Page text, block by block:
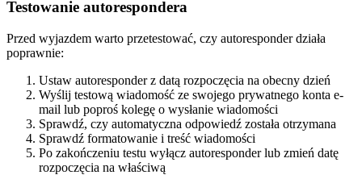
Testowanie autorespondera
Przed wyjazdem warto przetestować, czy autoresponder działa
poprawnie:
Ustaw autoresponder z datą rozpoczęcia na obecny dzień
Wyślij testową wiadomość ze swojego prywatnego konta e-
mail lub poproś kolegę o wysłanie wiadomości
Sprawdź, czy automatyczna odpowiedź została otrzymana
Sprawdź formatowanie i treść wiadomości
Po zakończeniu testu wyłącz autoresponder lub zmień datę
rozpoczęcia na właściwą